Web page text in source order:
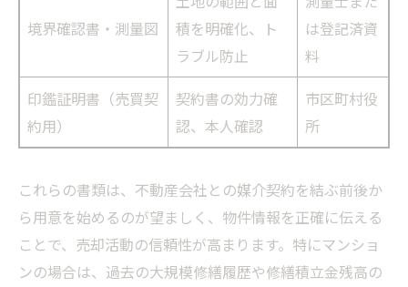
境界確認書・測量図
積を明確化、ト
ラブル防止
は登記済資
料
印鑑証明書（売買契
約用）
契約書の効力確
認、本人確認
市区町村役
所
これらの書類は、不動産会社との媒介契約を結ぶ前後か
ら用意を始めるのが望ましく、物件情報を正確に伝える
ことで、売却活動の信頼性が高まります。特にマンショ
ンの場合は、過去の大規模修繕履歴や修繕積立金残高の